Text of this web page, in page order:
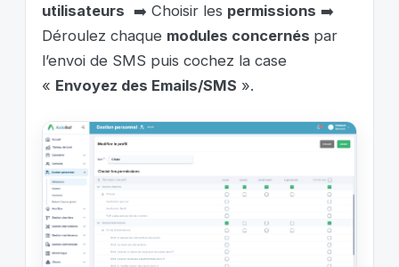
utilisateurs ➡️ Choisir les permissions ➡️
Déroulez chaque modules concernés par
l’envoi de SMS puis cochez la case
« Envoyez des Emails/SMS ».